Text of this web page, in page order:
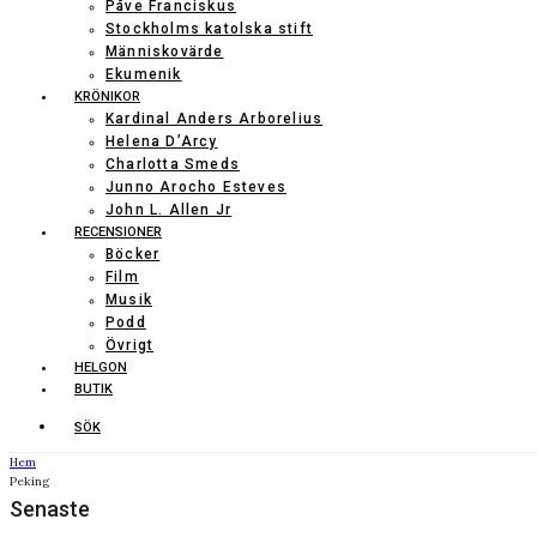
Påve Franciskus
Stockholms katolska stift
Människovärde
Ekumenik
KRÖNIKOR
Kardinal Anders Arborelius
Helena D’Arcy
Charlotta Smeds
Junno Arocho Esteves
John L. Allen Jr
RECENSIONER
Böcker
Film
Musik
Podd
Övrigt
HELGON
BUTIK
SÖK
Hem
Peking
Senaste